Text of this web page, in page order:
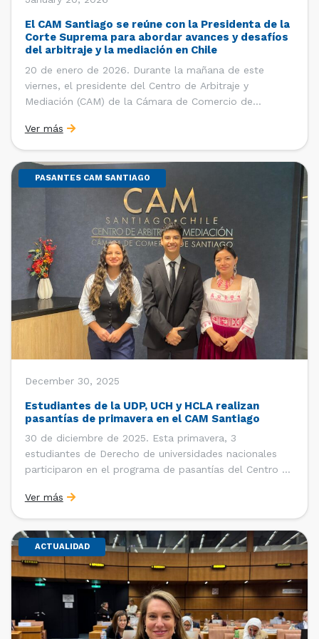
El CAM Santiago se reúne con la Presidenta de la
Corte Suprema para abordar avances y desafíos
del arbitraje y la mediación en Chile
20 de enero de 2026. Durante la mañana de este
viernes, el presidente del Centro de Arbitraje y
Mediación (CAM) de la Cámara de Comercio de
del CAM Santiago, Ximena Vial; y el gerente general de
la CCS, Carlos Soublette, sostuvieron un encuentro […]
Ver más
PASANTES CAM SANTIAGO
December 30, 2025
Estudiantes de la UDP, UCH y HCLA realizan
pasantías de primavera en el CAM Santiago
30 de diciembre de 2025. Esta primavera, 3
estudiantes de Derecho de universidades nacionales
participaron en el programa de pasantías del Centro de
de Santiago (CCS). Entre el 3 de noviembre y el 30 de
diciembre realizaron su pasantía Ingrid Ivania […]
Ver más
ACTUALIDAD